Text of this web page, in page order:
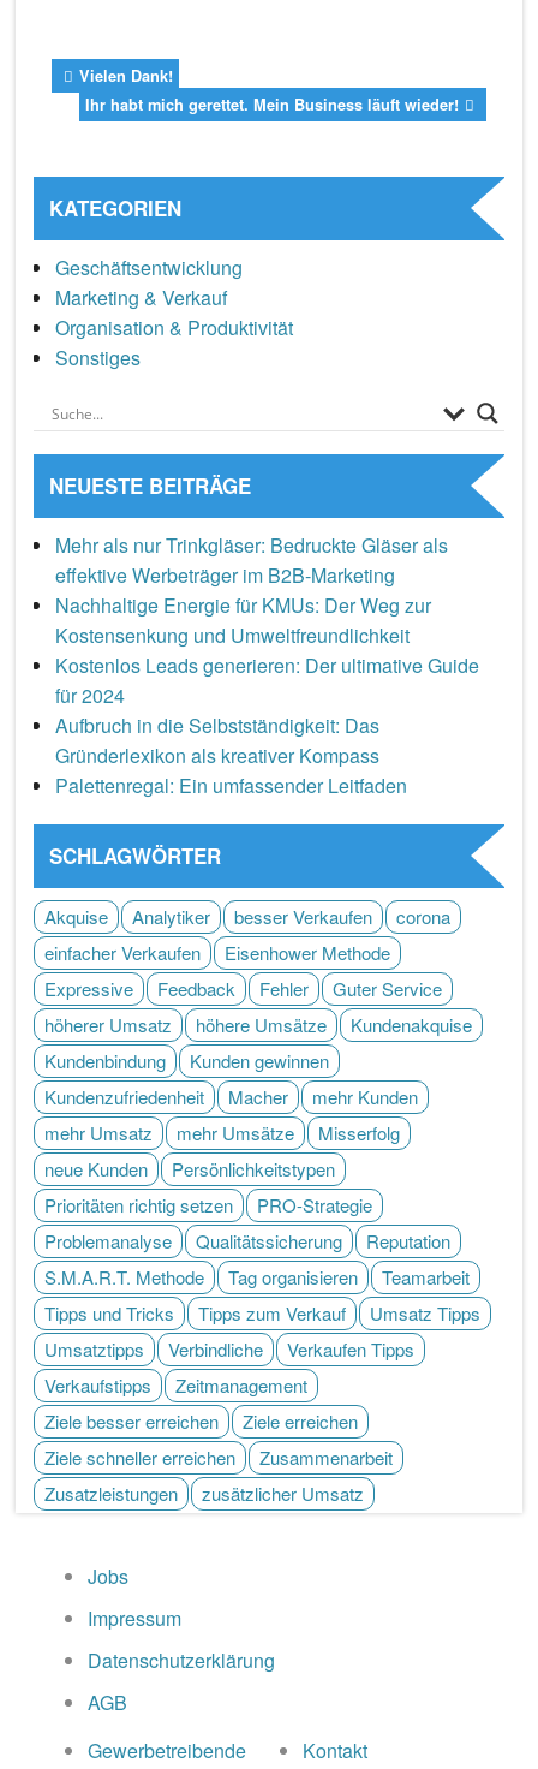
Vielen Dank!
Ihr habt mich gerettet. Mein Business läuft wieder!
KATEGORIEN
Geschäftsentwicklung
Marketing & Verkauf
Organisation & Produktivität
Sonstiges
NEUESTE BEITRÄGE
Mehr als nur Trinkgläser: Bedruckte Gläser als
effektive Werbeträger im B2B-Marketing
Nachhaltige Energie für KMUs: Der Weg zur
Kostensenkung und Umweltfreundlichkeit
Kostenlos Leads generieren: Der ultimative Guide
für 2024
Aufbruch in die Selbstständigkeit: Das
Gründerlexikon als kreativer Kompass
Palettenregal: Ein umfassender Leitfaden
SCHLAGWÖRTER
Akquise Analytiker besser Verkaufen
corona
einfacher Verkaufen
Eisenhower Methode
Expressive
Feedback Fehler
Guter Service
höherer Umsatz
höhere Umsätze
Kundenakquise
Kundenbindung
Kunden gewinnen
Kundenzufriedenheit
Macher
mehr Kunden
mehr Umsatz
mehr Umsätze
Misserfolg
neue Kunden
Persönlichkeitstypen
Prioritäten richtig setzen
PRO-Strategie
Problemanalyse
Qualitätssicherung
Reputation
S.M.A.R.T. Methode
Tag organisieren
Teamarbeit
Tipps und Tricks
Tipps zum Verkauf
Umsatz Tipps
Umsatztipps
Verbindliche
Verkaufen Tipps
Verkaufstipps
Zeitmanagement
Ziele besser erreichen
Ziele erreichen
Ziele schneller erreichen
Zusammenarbeit
Zusatzleistungen
zusätzlicher Umsatz
Jobs
Impressum
Datenschutzerklärung
AGB
Gewerbetreibende
Kontakt